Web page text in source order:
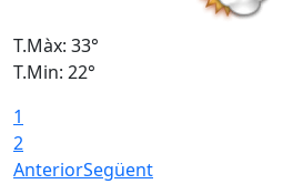
T.Màx: 33°
T.Min: 22°
1
2
AnteriorSegüent